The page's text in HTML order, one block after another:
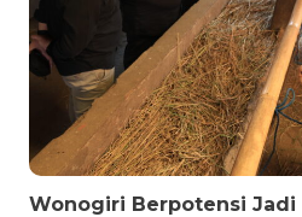
Wonogiri Berpotensi Jadi